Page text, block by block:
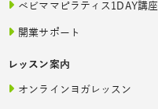
ベビママピラティス1DAY講座
開業サポート
レッスン案内
オンラインヨガレッスン